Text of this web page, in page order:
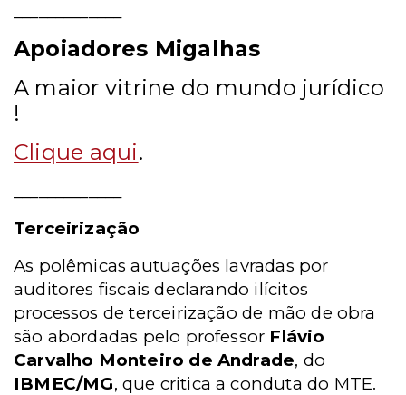
Apoiadores Migalhas
A maior vitrine do mundo jurídico
!
Clique aqui.
Terceirização
As polêmicas autuações lavradas por
auditores fiscais declarando ilícitos
processos de terceirização de mão de obra
são abordadas pelo professor Flávio
Carvalho Monteiro de Andrade, do
IBMEC/MG, que critica a conduta do MTE.